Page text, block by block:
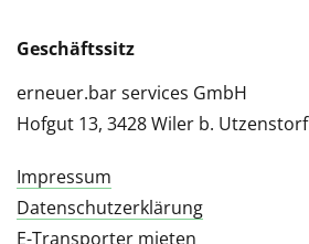
Geschäftssitz
erneuer.bar services GmbH
Hofgut 13, 3428 Wiler b. Utzenstorf
Impressum
Datenschutzerklärung
E-Transporter mieten